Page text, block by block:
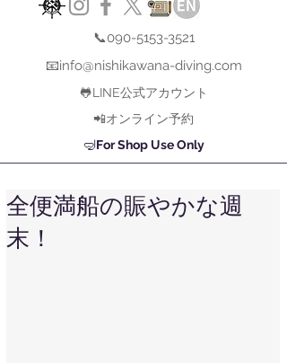
📞090-5153-3521
📧info@nishikawana-diving.com
🐸LINE公式アカウント
📲オンライン予約
🤿For Shop Use Only
全便満船の賑やかな週
末！